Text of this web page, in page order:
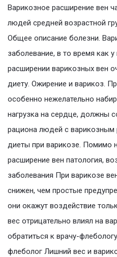
Варикозное расширение вен
людей средней возрастной
Общее описание болезни.
заболевание, в то время как
расширении варикозных вен
диету. Ожирение и варикоз.
особенно нежелательно
нагрузка на сердце, должны
рациона людей с варикозным
диеты при варикозе. Помимо
расширение вен патология,
заболевания При варикозе
снижен, чем простые
они окажут воздействие
вес отрицательно влиял на
обратиться к врачу-
флеболог Лишний вес и